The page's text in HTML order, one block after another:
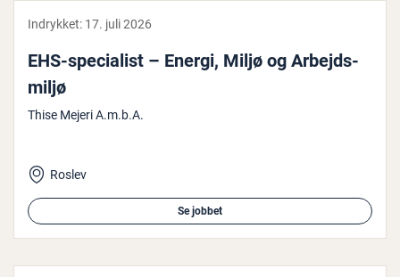
Indrykket: 17. juli 2026
EHS-spe­ci­a­list – Energi, Miljø og Ar­bejds­
mil­jø
Thise Mejeri A.m.b.A.
Roslev
Se jobbet